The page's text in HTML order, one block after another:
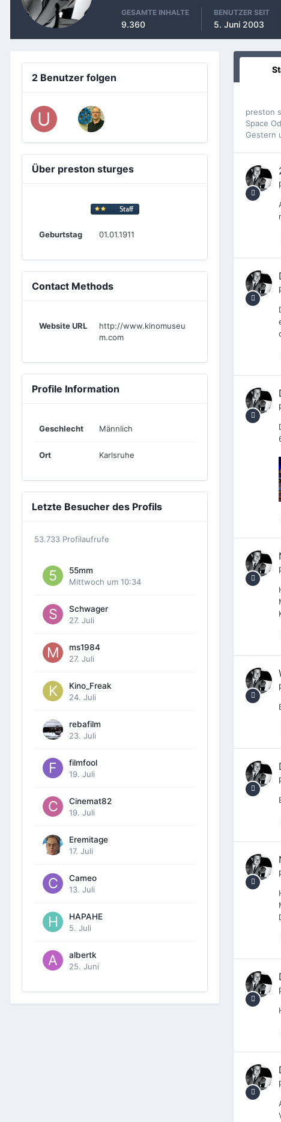
GESAMTE INHALTE
9.360
BENUTZER SEIT
5. Juni 2003
2 Benutzer folgen
Über preston sturges
Geburtstag 01.01.1911
Contact Methods
Website URL
http://www.kinomuseu
m.com
Profile Information
Geschlecht Männlich
Ort Karlsruhe
Letzte Besucher des Profils
53.733 Profilaufrufe
55mm
Mittwoch um 10:34
Schwager
27. Juli
ms1984
27. Juli
Kino_Freak
24. Juli
rebafilm
23. Juli
filmfool
19. Juli
Cinemat82
19. Juli
Eremitage
17. Juli
Cameo
13. Juli
HAPAHE
5. Juli
albertk
25. Juni
preston
Space
Gestern